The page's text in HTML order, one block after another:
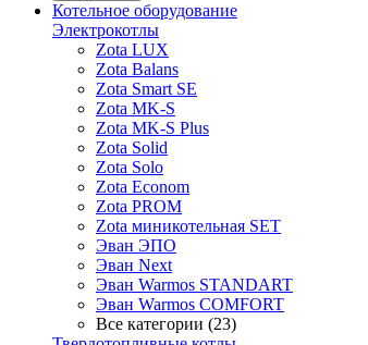
Котельное оборудование
Электрокотлы
Zota LUX
Zota Balans
Zota Smart SE
Zota MK-S
Zota MK-S Plus
Zota Solid
Zota Solo
Zota Econom
Zota PROM
Zota миникотельная SET
Эван ЭПО
Эван Next
Эван Warmos STANDART
Эван Warmos COMFORT
Все категории (23)